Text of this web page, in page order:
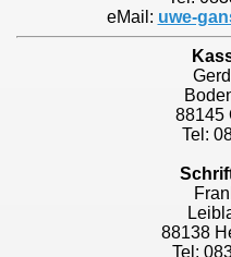
eMail: uwe-
88145
Tel:
88138
Tel: